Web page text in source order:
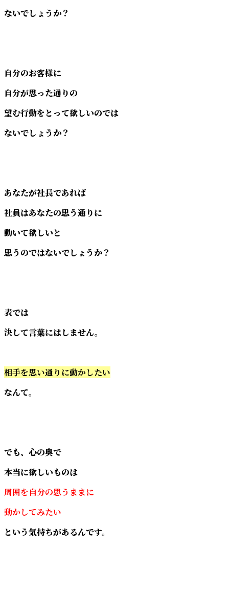
ないでしょうか？
自分のお客様に
自分が思った通りの
望む行動をとって欲しいのでは
ないでしょうか？
あなたが社長であれば
社員はあなたの思う通りに
動いて欲しいと
思うのではないでしょうか？
表では
決して言葉にはしません。
相手を思い通りに動かしたい
なんて。
でも、心の奥で
本当に欲しいものは
周囲を自分の思うままに
動かしてみたい
という気持ちがあるんです。